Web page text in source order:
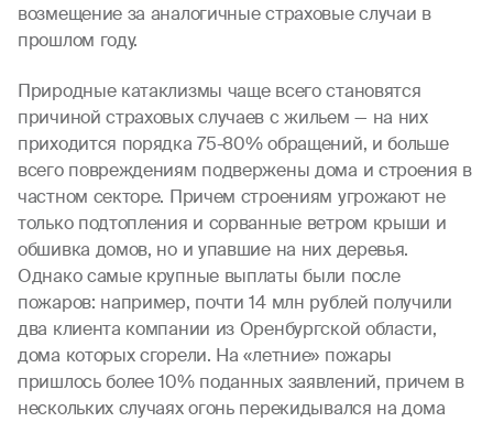
возмещение за аналогичные страховые случаи в
прошлом году.
Природные катаклизмы чаще всего становятся
причиной страховых случаев с жильем — на них
приходится порядка 75-80% обращений, и больше
всего повреждениям подвержены дома и строения в
частном секторе. Причем строениям угрожают не
только подтопления и сорванные ветром крыши и
обшивка домов, но и упавшие на них деревья.
Однако самые крупные выплаты были после
пожаров: например, почти 14 млн рублей получили
два клиента компании из Оренбургской области,
дома которых сгорели. На «летние» пожары
пришлось более 10% поданных заявлений, причем в
нескольких случаях огонь перекидывался на дома